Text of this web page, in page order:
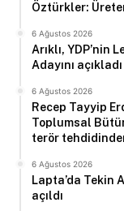
Öztürkler:
6 Ağustos 2026
Arıklı, YDP’nin
Adayını açıkladı
6 Ağustos 2026
Recep Tayyip
Toplumsal
terör
6 Ağustos 2026
Lapta’da Tekin
açıldı